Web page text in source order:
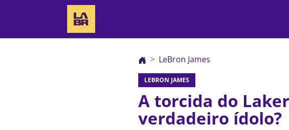
LeBron James
LEBRON JAMES
A torcida do
verdadeiro ídolo?